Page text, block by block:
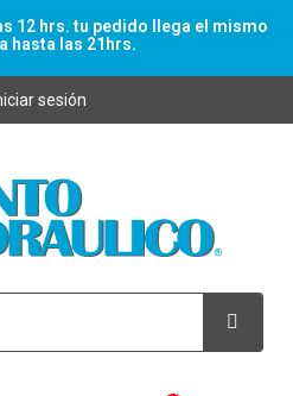
12 hrs. tu pedido llega el mismo
hasta las 21hrs.
sesión